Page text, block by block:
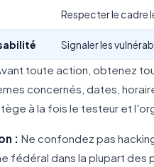
Respecter le cadre
Signaler les
toute action, obtenez
concernés, dates,
à la fois le testeur et
: Ne confondez pas
fédéral dans la plupart des